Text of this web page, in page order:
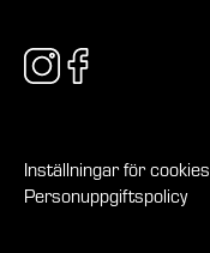
Inställningar för cookies
Personuppgiftspolicy